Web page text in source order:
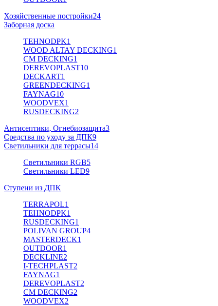
Хозяйственные постройки24
Заборная доска
TEHNODPK1
WOOD ALTAY DECKING1
CM DECKING1
DEREVOPLAST10
DECKART1
GREENDECKING1
FAYNAG10
WOODVEX1
RUSDECKING2
Антисептики, Огнебиозащита3
Средства по уходу за ДПК9
Светильники для террасы14
Светильники RGB5
Светильники LED9
Ступени из ДПК
TERRAPOL1
TEHNODPK1
RUSDECKING1
POLIVAN GROUP4
MASTERDECK1
OUTDOOR1
DECKLINE2
I-TECHPLAST2
FAYNAG1
DEREVOPLAST2
CM DECKING2
WOODVEX2